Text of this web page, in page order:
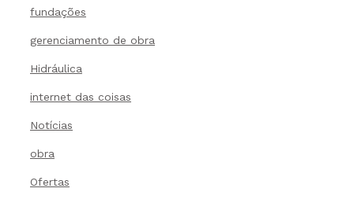
fundações
gerenciamento de obra
Hidráulica
internet das coisas
Notícias
obra
Ofertas